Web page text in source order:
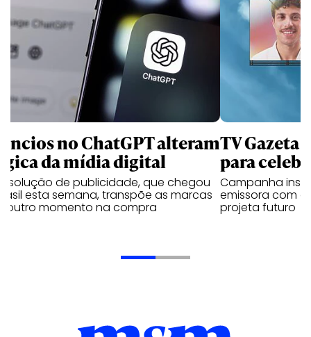
no ChatGPT alteram
da mídia digital
solução de publicidade, que chegou
esta semana, transpõe as marcas
outro momento na compra
TV Gazeta
para
Campanha
emissora com
projeta futuro